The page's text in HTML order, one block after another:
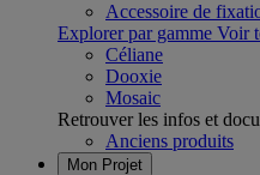
Accessoire de
Explorer par gamme Voir
Céliane
Dooxie
Mosaic
Retrouver les infos et
Anciens produits
Mon Projet